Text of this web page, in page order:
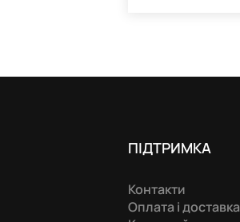
ПІДТРИМКА
Контакти
Оплата і доставка